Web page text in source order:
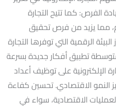
كما تتيح التجارة
مما يزيد من فرص تحقيق
الرقمية التي توفرها التجارة
تطبيق أفكار جديدة بسرعة
الإلكترونية على توظيف أعداد
الاقتصادي. تحسين كفاءة
الاقتصادية، سواء في